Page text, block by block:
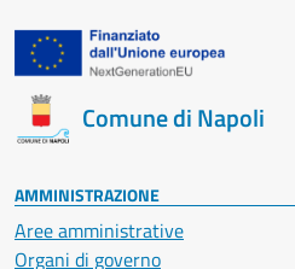
Comune di Napoli
AMMINISTRAZIONE
Aree amministrative
Organi di governo